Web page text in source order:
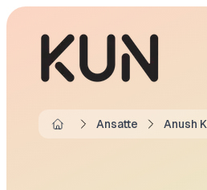
Ansatte Anush